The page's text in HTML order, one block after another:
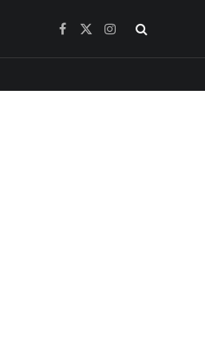
Facebook
X
Instagram